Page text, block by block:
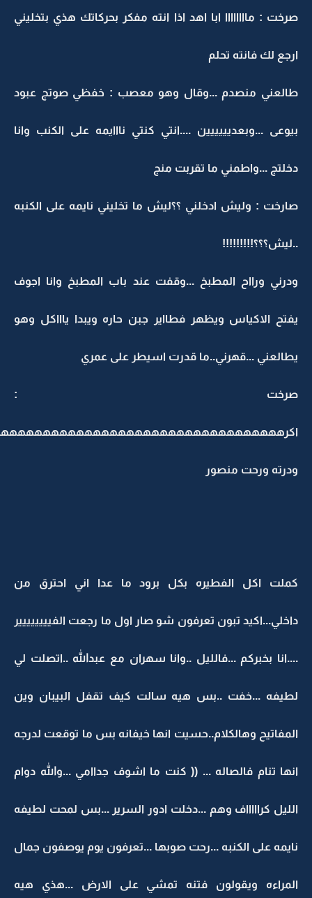
صرخت : ماااااااا ابا اهد اذا انته مفكر بحركاتك هذي بتخليني
ارجع لك فانته تحلم
طالعني منصدم ...وقال وهو معصب : خفظي صوتج عبود
بيوعى ...وبعديييييين ....انتي كنتي نااايمه على الكنب وانا
دخلتج ...واطمني ما تقربت منج
صارخت : وليش ادخلني ؟؟ليش ما تخليني نايمه على الكنبه
..ليش؟؟؟!!!!!!!!!
ودرني ورااح المطبخ ...وقفت عند باب المطبخ وانا اجوف
يفتح الاكياس ويظهر فطااير جبن حاره ويبدا ياااكل وهو
يطالعني ...قهرني..ما قدرت اسيطر على عمري
صرخت :
اكرههههههههههههههههههههههههههههههههههك
ودرته ورحت منصور
كملت اكل الفطيره بكل برود ما عدا اني احترق من
داخلي...اكيد تبون تعرفون شو صار اول ما رجعت الفيييييييير
....انا بخبركم ...فالليل ..وانا سهران مع عبدالله ..اتصلت لي
لطيفه ...خفت ..بس هيه سالت كيف تقفل البيبان وين
المفاتيح وهالكلام..حسيت انها خيفانه بس ما توقعت لدرجه
انها تنام فالصاله ... (( كنت ما اشوف جداامي ...والله دوام
الليل كراااااف وهم ...دخلت ادور السرير ...بس لمحت لطيفه
نايمه على الكنبه ...رحت صوبها ...تعرفون يوم يوصفون جمال
المراءه ويقولون فتنه تمشي على الارض ...هذي هيه